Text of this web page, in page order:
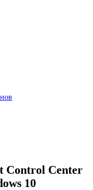
Control Center
10